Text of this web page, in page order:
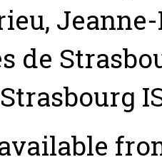
de